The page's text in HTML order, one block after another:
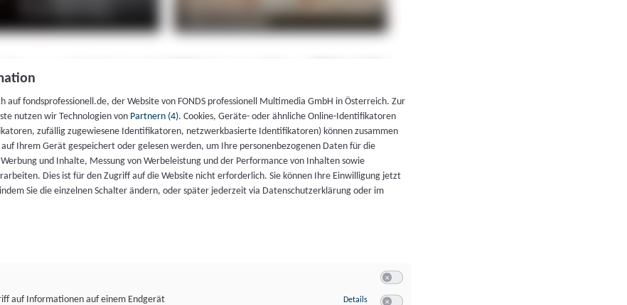
auf fondsprofessionell.de, der Website von FONDS professionell Multimedia GmbH in Österreich. Zur
nutzen wir Technologien von Partnern (4). Cookies, Geräte- oder ähnliche Online-Identifikatoren
zufällig zugewiesene Identifikatoren, netzwerkbasierte Identifikatoren) können zusammen
Ihrem Gerät gespeichert oder gelesen werden, um Ihre personenbezogenen Daten für die
und Inhalte, Messung von Werbeleistung und der Performance von Inhalten sowie
Dies ist für den Zugriff auf die Website nicht erforderlich. Sie können Ihre Einwilligung jetzt
Sie die einzelnen Schalter ändern, oder später jederzeit via Datenschutzerklärung oder im
auf Informationen auf einem Endgerät
Details zu Speichern von oder Zugriff auf Informationen auf einem Endgerät